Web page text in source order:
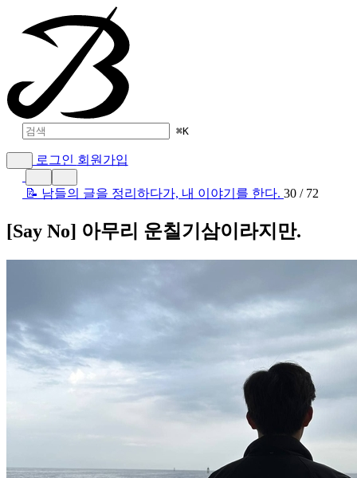
⌘K
로그인 회원가입
📝 남들의 글을 정리하다가, 내 이야기를 한다. 30 / 72
[Say No] 아무리 운칠기삼이라지만.